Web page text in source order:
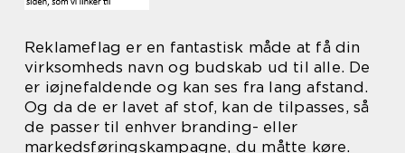
Reklameflag er en fantastisk måde at få din
virksomheds navn og budskab ud til alle. De
er iøjnefaldende og kan ses fra lang afstand.
Og da de er lavet af stof, kan de tilpasses, så
de passer til enhver branding- eller
markedsføringskampagne, du måtte køre.